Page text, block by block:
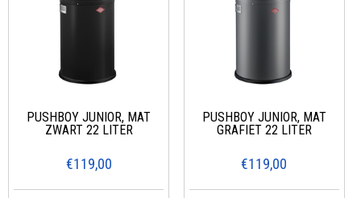
PUSHBOY JUNIOR, MAT
ZWART 22 LITER
€119,00
PUSHBOY JUNIOR, MAT
GRAFIET 22 LITER
€119,00